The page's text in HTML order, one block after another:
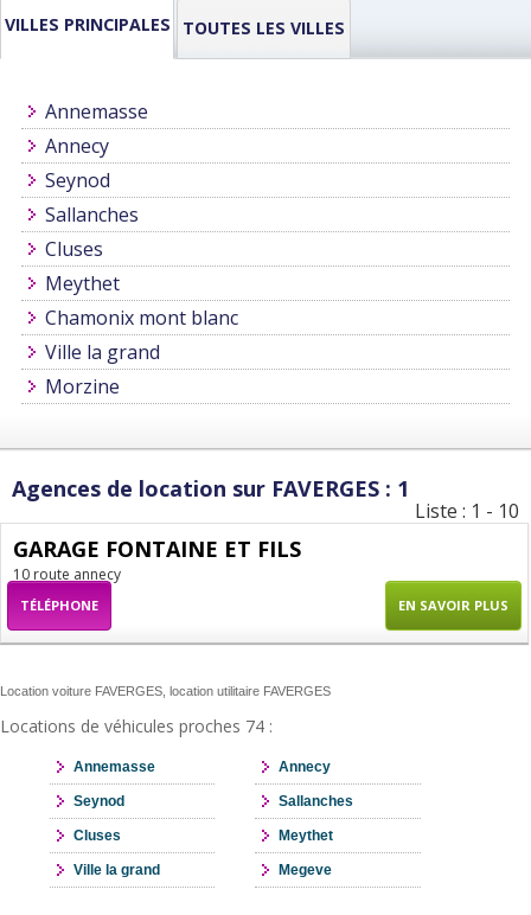
INFORMATIONS
VILLES PRINCIPALES TOUTES LES VILLES
Annemasse
Annecy
Seynod
Sallanches
Cluses
Meythet
Chamonix mont blanc
Ville la grand
Morzine
Agences de location sur FAVERGES : 1
Liste : 1 - 10
GARAGE FONTAINE ET FILS
10 route annecy
TÉLÉPHONE EN SAVOIR PLUS
Location voiture FAVERGES, location utilitaire FAVERGES
Locations de véhicules proches 74 :
Annemasse Annecy
Seynod Sallanches
Cluses Meythet
Ville la grand Megeve